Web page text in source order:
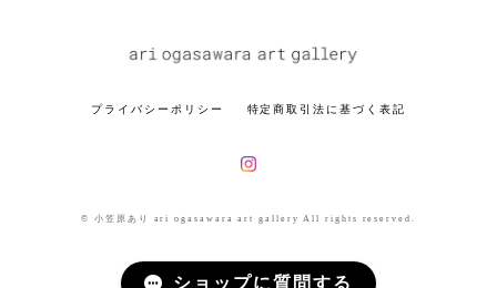
プライバシーポリシー 特定商取引法に基づく表記
© 小笠原あり ari ogasawara art gallery All rights reserved.
ショップに質問する